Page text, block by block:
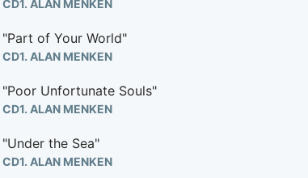
CD1. ALAN MENKEN
"Part of Your World"
CD1. ALAN MENKEN
"Poor Unfortunate Souls"
CD1. ALAN MENKEN
"Under the Sea"
CD1. ALAN MENKEN